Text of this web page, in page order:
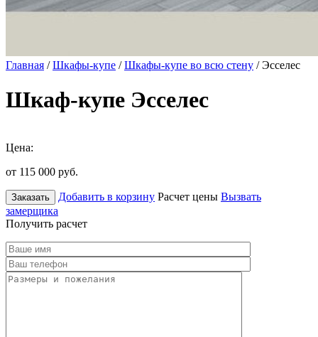
Главная /Шкафы-купе /Шкафы-купе во всю стену / Эсселес
Шкаф-купе Эсселес
Цена:
от 115 000 руб.
Заказать Добавить в корзину Расчет цены Вызвать
замерщика
Получить расчет